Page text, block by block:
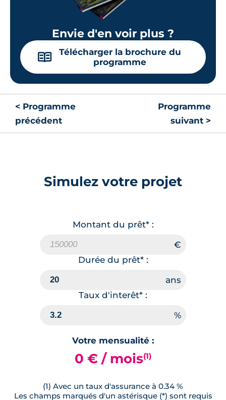
Envie d'en voir plus ?
📖
Télécharger la brochure du
programme
< Programme
précédent
Programme
suivant >
Simulez votre projet
Montant du prêt* :
Durée du prêt* :
Taux d'interêt* :
Votre mensualité :
0 € / mois(1)
(1) Avec un taux d'assurance à 0.34 %
Les champs marqués d'un astérisque (*) sont requis